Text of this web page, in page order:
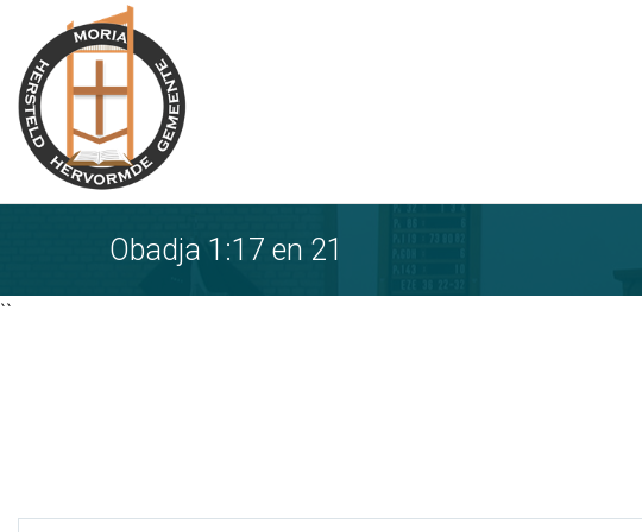
tekst
Obadja 1:17 en 21
``